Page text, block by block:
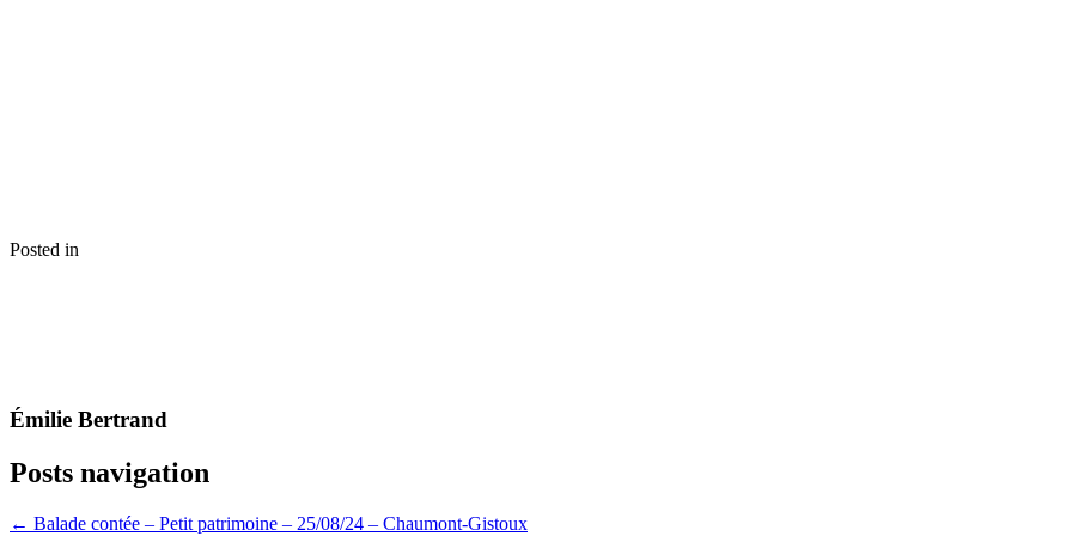
Posted in
Émilie Bertrand
Posts navigation
← Balade contée – Petit patrimoine – 25/08/24 – Chaumont-Gistoux